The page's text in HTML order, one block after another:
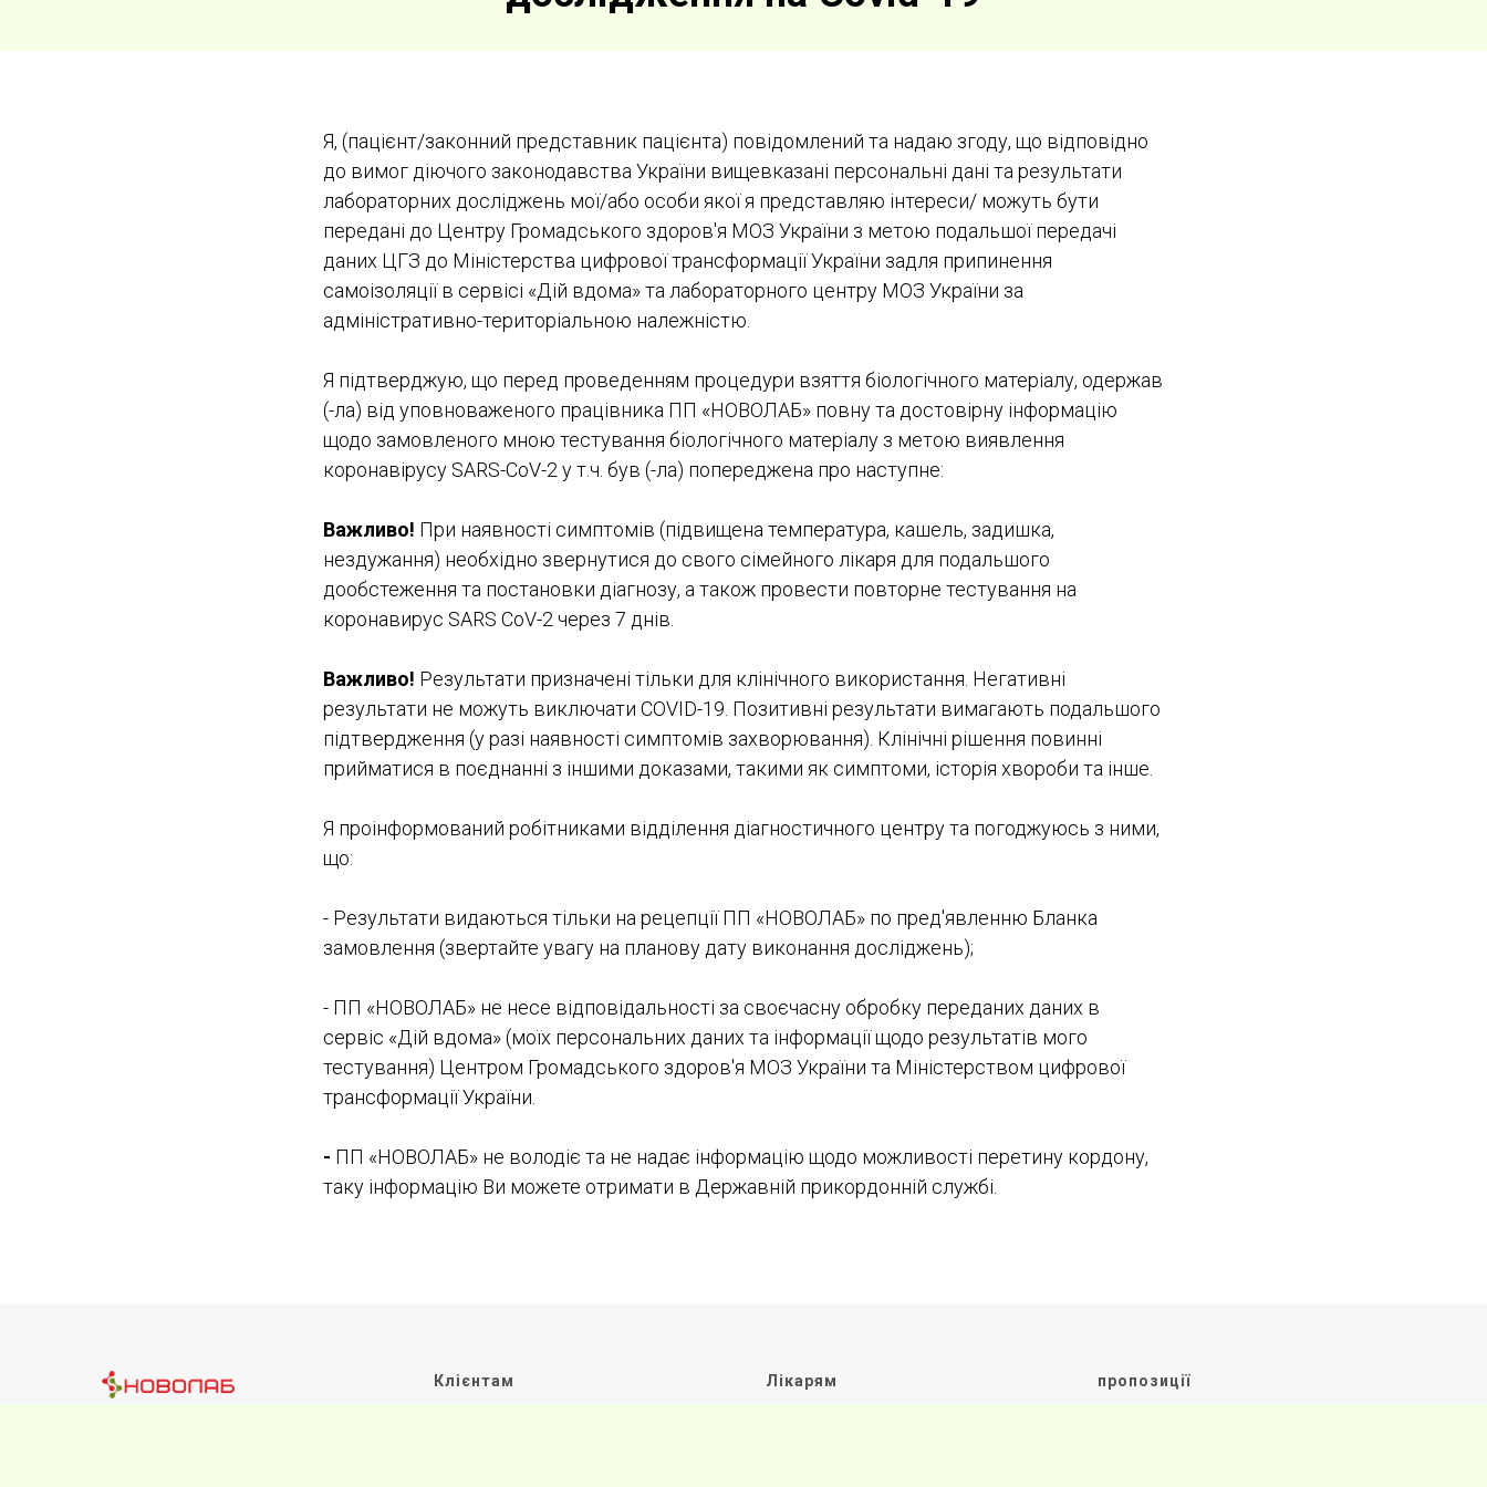
Я, (пацієнт/законний представник пацієнта) повідомлений та надаю згоду, що відповідно
до вимог діючого законодавства України вищевказані персональні дані та результати
лабораторних досліджень мої/або особи якої я представляю інтереси/ можуть бути
передані до Центру Громадського здоров'я МОЗ України з метою подальшої передачі
даних ЦГЗ до Міністерства цифрової трансформації України задля припинення
самоізоляції в сервісі «Дій вдома» та лабораторного центру МОЗ України за
адміністративно-територіальною належністю.
Я підтверджую, що перед проведенням процедури взяття біологічного матеріалу, одержав
(-ла) від уповноваженого працівника ПП «НОВОЛАБ» повну та достовірну інформацію
щодо замовленого мною тестування біологічного матеріалу з метою виявлення
коронавірусу SARS-CoV-2 у т.ч. був (-ла) попереджена про наступне:
Важливо! При наявності симптомів (підвищена температура, кашель, задишка,
нездужання) необхідно звернутися до свого сімейного лікаря для подальшого
дообстеження та постановки діагнозу, а також провести повторне тестування на
коронавирус SARS CoV-2 через 7 днів.
Важливо! Результати призначені тільки для клінічного використання. Негативні
результати не можуть виключати COVID-19. Позитивні результати вимагають подальшого
підтвердження (у разі наявності симптомів захворювання). Клінічні рішення повинні
прийматися в поєднанні з іншими доказами, такими як симптоми, історія хвороби та інше.
Я проінформований робітниками відділення діагностичного центру та погоджуюсь з ними,
що:
- Результати видаються тільки на рецепції ПП «НОВОЛАБ» по пред'явленню Бланка
замовлення (звертайте увагу на планову дату виконання досліджень);
- ПП «НОВОЛАБ» не несе відповідальності за своєчасну обробку переданих даних в
сервіс «Дій вдома» (моїх персональних даних та інформації щодо результатів мого
тестування) Центром Громадського здоров'я МОЗ України та Міністерством цифрової
трансформації України.
- ПП «НОВОЛАБ» не володіє та не надає інформацію щодо можливості перетину кордону,
таку інформацію Ви можете отримати в Державній прикордонній службі.
Клієнтам Лікарям пропозиції